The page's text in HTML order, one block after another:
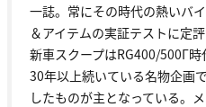
一誌。常にその時代の熱いバ
＆アイテムの実証テストに定
新車スクープはRG400/500Γ
30年以上続いている名物企画
したものが主となっている。